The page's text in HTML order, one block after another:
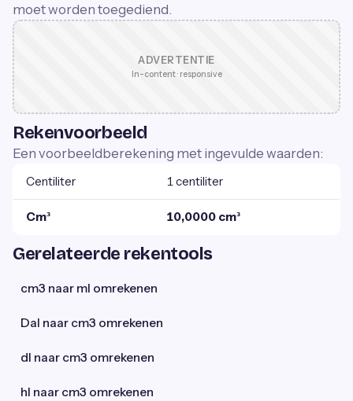
moet worden toegediend.
ADVERTENTIE
In-content · responsive
Rekenvoorbeeld
Een voorbeeldberekening met ingevulde waarden:
Centiliter 1 centiliter
Cm³ 10,0000 cm³
Gerelateerde rekentools
cm3 naar ml omrekenen
Dal naar cm3 omrekenen
dl naar cm3 omrekenen
hl naar cm3 omrekenen